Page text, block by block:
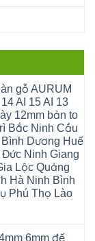
gỗ AURUM
AI 15 AI 13
12mm bản to
Bắc Ninh Cầu
Dương Huế
Ninh Giang
Lộc Quảng
Hà Ninh Bình
Phú Thọ Lào
6mm đế